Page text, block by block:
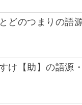
とどのつまりの語
け【助】の語源